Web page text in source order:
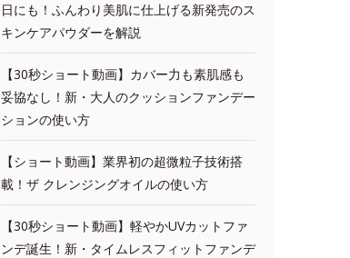
日にも！ふんわり美肌に仕上げる新発売のス
キンケアパウダーを解説
【30秒ショート動画】カバー力も素肌感も
妥協なし！新・大人のクッションファンデー
ションの使い方
【ショート動画】業界初の超微粒子技術搭
載！ザ クレンジングオイルの使い方
【30秒ショート動画】軽やかUVカットファ
ンデ誕生！新・タイムレスフィットファンデ